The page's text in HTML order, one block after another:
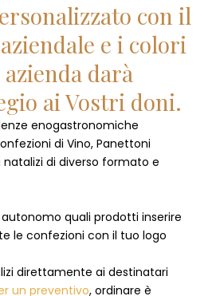
con il
e i colori
darà
ai Vostri doni.
enogastronomiche
di Vino, Panettoni
natalizi di diverso formato e
quali prodotti inserire
le confezioni con il tuo logo
direttamente ai destinatari
un preventivo, ordinare è